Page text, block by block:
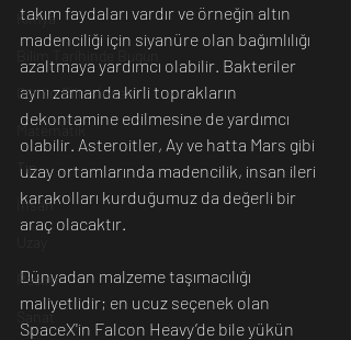
Kimya
Bilim Tarihinde Bugün
Günün Bilim İnsanı
Matematik
Tıp
İnsan
Resim
Sanat
takım faydaları vardır ve örneğin altın
madenciliği için siyanüre olan bağımlılığı
azaltmaya yardımcı olabilir. Bakteriler
aynı zamanda kirli toprakların
dekontamine edilmesine de yardımcı
olabilir. Asteroitler, Ay ve hatta Mars gibi
uzay ortamlarında madencilik, insan ileri
karakolları kurduğumuz da değerli bir
araç olacaktır.
Dünyadan malzeme taşımacılığı
maliyetlidir; en ucuz seçenek olan
SpaceX'in Falcon Heavy’de bile yükün